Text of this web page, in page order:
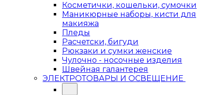
Косметички, кошельки, сумочки
Маникюрные наборы, кисти для
макияжа
Пледы
Расчетски, бигуди
Рюкзаки и сумки женские
Чулочно - носочные изделия
Швейная галантерея
ЭЛЕКТРОТОВАРЫ И ОСВЕЩЕНИЕ